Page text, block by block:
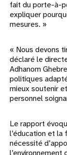
fait du porte-à-
expliquer
mesures. »
« Nous devons
déclaré le
Adhanom
politiques
mieux soutenir
personnel
Le rapport
l’éducation et la
nécessité